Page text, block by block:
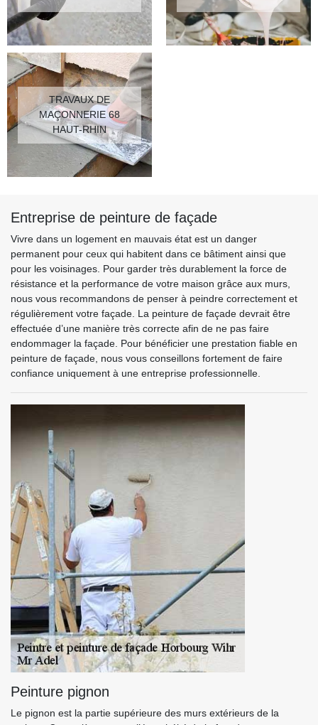
TRAVAUX DE
MAÇONNERIE 68
HAUT-RHIN
Entreprise de peinture de façade
Vivre dans un logement en mauvais état est un danger
permanent pour ceux qui habitent dans ce bâtiment ainsi que
pour les voisinages. Pour garder très durablement la force de
résistance et la performance de votre maison grâce aux murs,
nous vous recommandons de penser à peindre correctement et
régulièrement votre façade. La peinture de façade devrait être
effectuée d’une manière très correcte afin de ne pas faire
endommager la façade. Pour bénéficier une prestation fiable en
peinture de façade, nous vous conseillons fortement de faire
confiance uniquement à une entreprise professionnelle.
Peinture pignon
Le pignon est la partie supérieure des murs extérieurs de la